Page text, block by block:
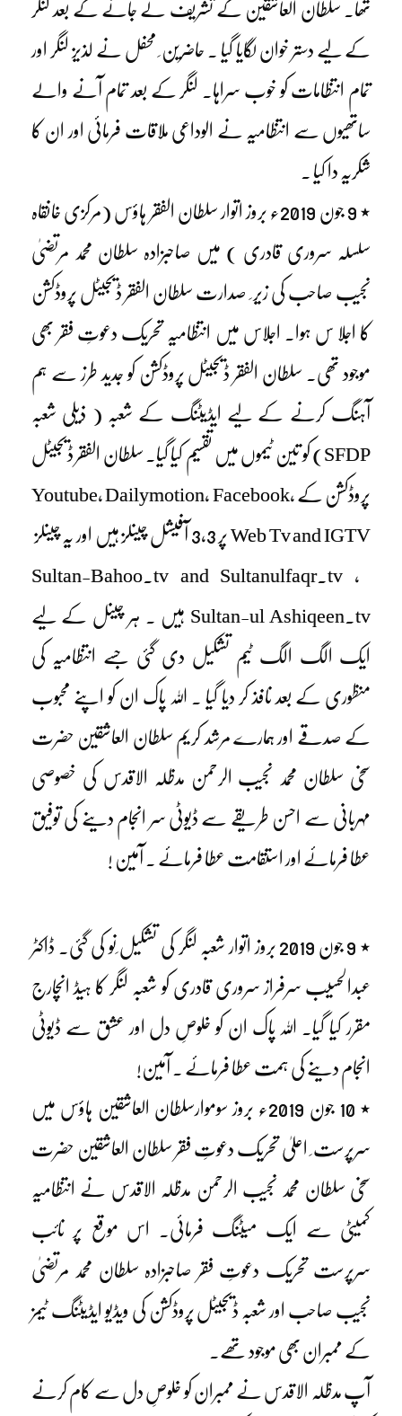
تھا۔ سلطان العاشقین کے تشریف لے جانے کے بعد لنگر
کے لیے دستر خوان لگایا گیا ۔ حاضرین ِ محفل نے لذیز لنگر اور
تمام انتظامات کو خوب سراہا۔ لنگر کے بعد تمام آنے والے
ساتھیوں سے انتظامیہ نے الوداعی ملاقات فرمائی اور ان کا
شکریہ دا کیا ۔
٭ 9 جون 2019ء بروز اتوار سلطان الفقر ہاؤس (مرکزی خانقاہ
سلسلہ سروری قادری ) میں صاحبزادہ سلطان محمد مرتضیٰ
نجیب صاحب کی زیر ِ صدارت سلطان الفقر ڈیجیٹل پروڈکشن
کا اجلا س ہوا۔ اجلاس میں انتظامیہ تحریک دعوتِ فقر بھی
موجود تھی۔ سلطان الفقر ڈیجیٹل پروڈکشن کو جدید طرز سے ہم
آہنگ کرنے کے لیے ایڈیٹنگ کے شعبہ ( ذیلی شعبہ
SFDP) کو تین ٹیموں میں تقسیم کیا گیا۔ سلطان الفقر ڈیجیٹل
پروڈکشن کے Youtube, Dailymotion, Facebook,
Web Tv and IGTV پر 3,3 آفیشل چینلز ہیں اور یہ چینلز
Sultan-Bahoo.tv and Sultanulfaqr.tv ،
Sultan-ul Ashiqeen.tv ہیں ۔ ہر چینل کے لیے
ایک الگ الگ ٹیم تشکیل دی گئی جسے انتظامیہ کی
منظوری کے بعد نافذ کر دیا گیا ۔ اللہ پاک ان کو اپنے محبوب
کے صدقے اور ہمارے مرشد کریم سلطان العاشقین حضرت
سخی سلطان محمد نجیب الرحمن مدظلہ الاقدس کی خصوصی
مہربانی سے احسن طریقے سے ڈیوٹی سر انجام دینے کی توفیق
عطا فرمائے اور استقامت عطا فرمائے ۔ آمین !
٭ 9 جون 2019 بروز اتوار شعبہ لنگر کی تشکیل ِنو کی گئی۔ ڈاکٹر
عبدالحسیب سرفراز سروری قادری کو شعبہ لنگر کا ہیڈ انچارج
مقرر کیا گیا۔ اللہ پاک ان کو خلوصِ دل اور عشق سے ڈیوٹی
انجام دینے کی ہمت عطا فرمائے ۔ آمین!
٭ 10 جون 2019ء بروز سوموارسلطان العاشقین ہاؤس میں
سرپرست ِ اعلیٰ تحریک دعوتِ فقر سلطان العاشقین حضرت
سخی سلطان محمد نجیب الرحمن مدظلہ الاقدس نے انتظامیہ
کمیٹی سے ایک میٹنگ فرمائی۔ اس موقع پر نائب
سرپرست تحریک دعوتِ فقر صاحبزادہ سلطان محمد مرتضیٰ
نجیب صاحب اور شعبہ ڈیجیٹل پروڈکشن کی ویڈیو ایڈیٹنگ ٹیمز
کے ممبران بھی موجود تھے۔
آپ مدظلہ الاقدس نے ممبران کو خلوصِ دل سے کام کرنے